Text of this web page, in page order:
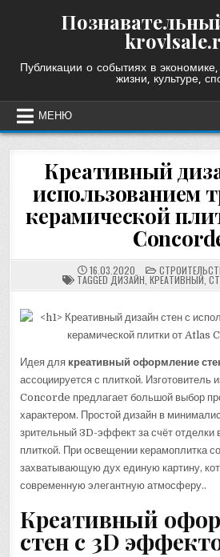
Публикации о событиях в
жизни, культуре,
МЕНЮ
Креативный
использованием
керамической
16.03.2020 POSTED
IN
TAGGED ДИЗАЙН КРЕАТИВНЫЙ,
Идея для креативный оформление
ассоциируется с плиткой. Изготовитель
Concorde предлагает большой выбор
характером. Простой дизайн в
зрительный 3D-эффект за счёт отделки
плиткой. При освещении керамоплитка
захватывающую дух единую картину,
современную элегантную атмосферу..
Креативный
стен с 3D